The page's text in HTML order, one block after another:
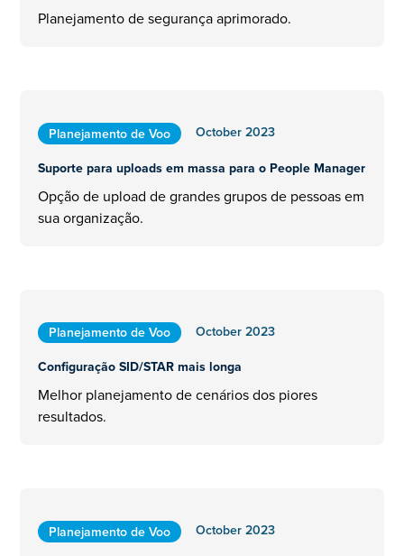
Planejamento de segurança aprimorado.
Planejamento de Voo
October 2023
Suporte para uploads em massa para o People Manager
Opção de upload de grandes grupos de pessoas em
sua organização.
Planejamento de Voo
October 2023
Configuração SID/STAR mais longa
Melhor planejamento de cenários dos piores
resultados.
Planejamento de Voo
October 2023